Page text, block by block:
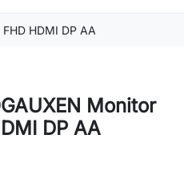
HDMI DP AA
Monitor
DP AA